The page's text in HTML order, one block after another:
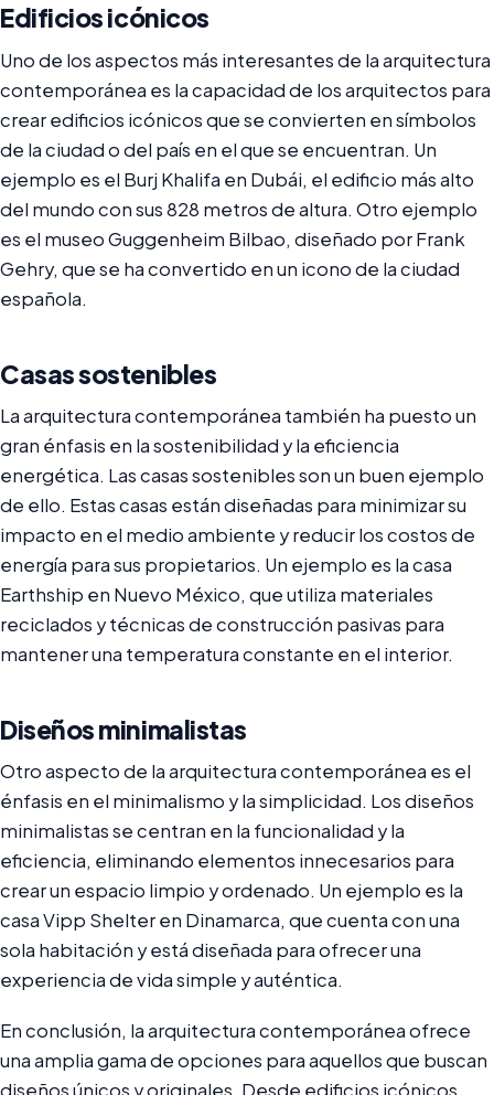
Edificios icónicos
Uno de los aspectos más interesantes de la arquitectura
contemporánea es la capacidad de los arquitectos para
crear edificios icónicos que se convierten en símbolos
de la ciudad o del país en el que se encuentran. Un
ejemplo es el Burj Khalifa en Dubái, el edificio más alto
del mundo con sus 828 metros de altura. Otro ejemplo
es el museo Guggenheim Bilbao, diseñado por Frank
Gehry, que se ha convertido en un icono de la ciudad
española.
Casas sostenibles
La arquitectura contemporánea también ha puesto un
gran énfasis en la sostenibilidad y la eficiencia
energética. Las casas sostenibles son un buen ejemplo
de ello. Estas casas están diseñadas para minimizar su
impacto en el medio ambiente y reducir los costos de
energía para sus propietarios. Un ejemplo es la casa
Earthship en Nuevo México, que utiliza materiales
reciclados y técnicas de construcción pasivas para
mantener una temperatura constante en el interior.
Diseños minimalistas
Otro aspecto de la arquitectura contemporánea es el
énfasis en el minimalismo y la simplicidad. Los diseños
minimalistas se centran en la funcionalidad y la
eficiencia, eliminando elementos innecesarios para
crear un espacio limpio y ordenado. Un ejemplo es la
casa Vipp Shelter en Dinamarca, que cuenta con una
sola habitación y está diseñada para ofrecer una
experiencia de vida simple y auténtica.
En conclusión, la arquitectura contemporánea ofrece
una amplia gama de opciones para aquellos que buscan
diseños únicos y originales. Desde edificios icónicos